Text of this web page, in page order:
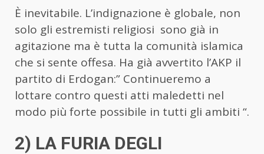
È inevitabile. L’indignazione è globale, non
solo gli estremisti religiosi sono già in
agitazione ma è tutta la comunità islamica
che si sente offesa. Ha già avvertito l’AKP il
partito di Erdogan:” Continueremo a
lottare contro questi atti maledetti nel
modo più forte possibile in tutti gli ambiti “.
2) LA FURIA DEGLI